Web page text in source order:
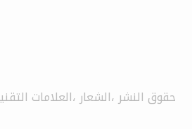
حقوق النشر ،الشعار ،العلامات